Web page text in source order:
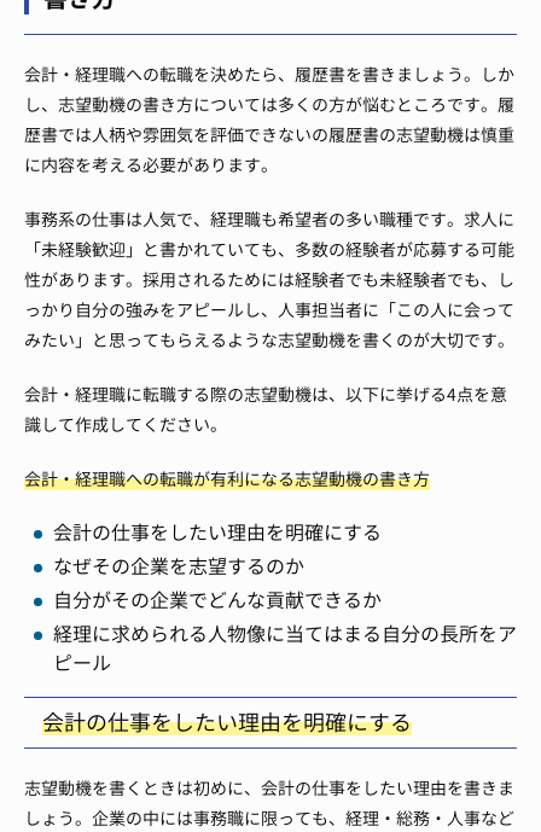
会計・経理職への転職を決めたら、履歴書を書きましょう。しか
し、志望動機の書き方については多くの方が悩むところです。履
歴書では人柄や雰囲気を評価できないの履歴書の志望動機は慎重
に内容を考える必要があります。
事務系の仕事は人気で、経理職も希望者の多い職種です。求人に
「未経験歓迎」と書かれていても、多数の経験者が応募する可能
性があります。採用されるためには経験者でも未経験者でも、し
っかり自分の強みをアピールし、人事担当者に「この人に会って
みたい」と思ってもらえるような志望動機を書くのが大切です。
会計・経理職に転職する際の志望動機は、以下に挙げる4点を意
識して作成してください。
会計・経理職への転職が有利になる志望動機の書き方
会計の仕事をしたい理由を明確にする
なぜその企業を志望するのか
自分がその企業でどんな貢献できるか
経理に求められる人物像に当てはまる自分の長所をア
ピール
会計の仕事をしたい理由を明確にする
志望動機を書くときは初めに、会計の仕事をしたい理由を書きま
しょう。企業の中には事務職に限っても、経理・総務・人事など